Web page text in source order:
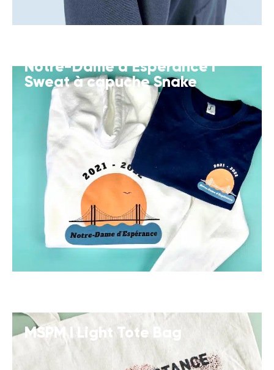
Notre-Dame d’Espérance I
Sweat à capuche Snake
MSPM I Light Tote Bag